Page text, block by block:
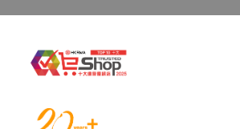
功能：RF 1MHz /
建議用法：每週2-3次
尺寸：W97 × D189 × H65 (mm)
原產地：日本